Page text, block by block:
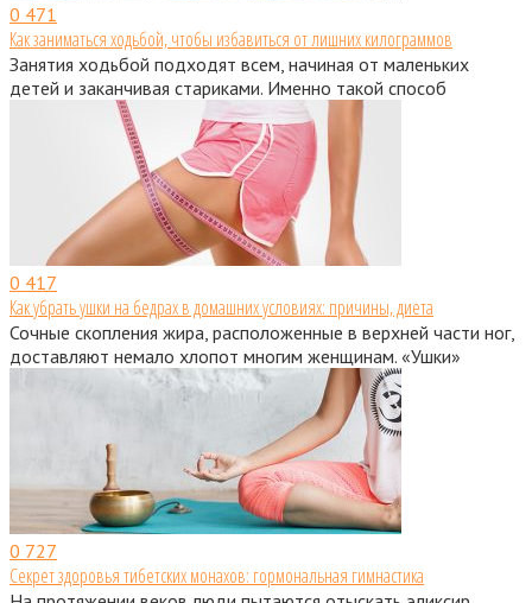
0 471
Как заниматься ходьбой, чтобы избавиться от лишних килограммов
Занятия ходьбой подходят всем, начиная от маленьких
детей и заканчивая стариками. Именно такой способ
0 417
Как убрать ушки на бедрах в домашних условиях: причины, диета
Сочные скопления жира, расположенные в верхней части ног,
доставляют немало хлопот многим женщинам. «Ушки»
0 727
Секрет здоровья тибетских монахов: гормональная гимнастика